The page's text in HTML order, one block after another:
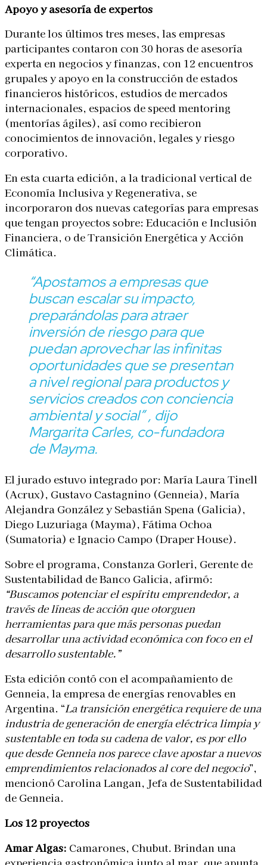
Apoyo y asesoría de expertos
Durante los últimos tres meses, las empresas
participantes contaron con 30 horas de asesoría
experta en negocios y finanzas, con 12 encuentros
grupales y apoyo en la construcción de estados
financieros históricos, estudios de mercados
internacionales, espacios de speed mentoring
(mentorías ágiles), así como recibieron
conocimientos de innovación, legales y riesgo
corporativo.
En esta cuarta edición, a la tradicional vertical de
Economía Inclusiva y Regenerativa, se
incorporaron dos nuevas categorías para empresas
que tengan proyectos sobre: Educación e Inclusión
Financiera, o de Transición Energética y Acción
Climática.
“Apostamos a empresas que
buscan escalar su impacto,
preparándolas para atraer
inversión de riesgo para que
puedan aprovechar las infinitas
oportunidades que se presentan
a nivel regional para productos y
servicios creados con conciencia
ambiental y social”, dijo
Margarita Carles, co-fundadora
de Mayma.
El jurado estuvo integrado por: María Laura Tinell
(Acrux), Gustavo Castagnino (Genneia), María
Alejandra González y Sebastián Spena (Galicia),
Diego Luzuriaga (Mayma), Fátima Ochoa
(Sumatoria) e Ignacio Campo (Draper House).
Sobre el programa, Constanza Gorleri, Gerente de
Sustentabilidad de Banco Galicia, afirmó:
“Buscamos potenciar el espíritu emprendedor, a
través de líneas de acción que otorguen
herramientas para que más personas puedan
desarrollar una actividad económica con foco en el
desarrollo sustentable.”
Esta edición contó con el acompañamiento de
Genneia, la empresa de energías renovables en
Argentina. “La transición energética requiere de una
industria de generación de energía eléctrica limpia y
sustentable en toda su cadena de valor, es por ello
que desde Genneia nos parece clave apostar a nuevos
emprendimientos relacionados al core del negocio”,
mencionó Carolina Langan, Jefa de Sustentabilidad
de Genneia.
Los 12 proyectos
Amar Algas: Camarones, Chubut. Brindan una